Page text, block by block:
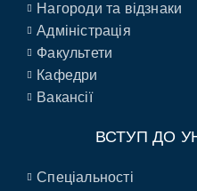
Нагороди та відзнаки
Адміністрація
Факультети
Кафедри
Вакансії
ВСТУП ДО
Спеціальності